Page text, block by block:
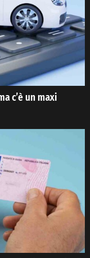
c’è un maxi